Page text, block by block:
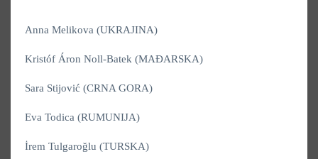
Anna Melikova (UKRAJINA)
Kristóf Áron Noll-Batek (MAĐARSKA)
Sara Stijović (CRNA GORA)
Eva Todica (RUMUNIJA)
İrem Tulgaroğlu (TURSKA)